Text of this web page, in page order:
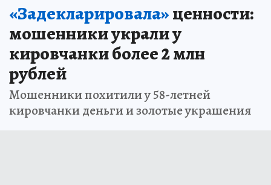
«Задекларировала»ценности:
мошенники украли у
кировчанки более 2 млн
рублей
Мошенники похитили у 58-летней
кировчанки деньги и золотые украшения